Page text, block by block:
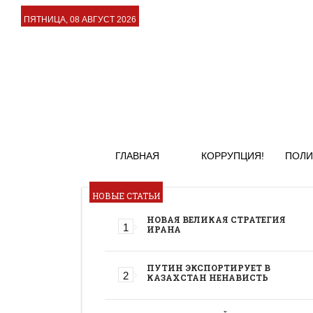
ПЯТНИЦА, 08 АВГУСТ 2026
ГЛАВНАЯ КОРРУПЦИЯ!
НОВЫЕ СТАТЬИ
НОВАЯ ВЕЛИКАЯ СТРАТЕГИЯ
ИРАНА
ПУТИН ЭКСПОРТИРУЕТ В
КАЗАХСТАН НЕНАВИСТЬ